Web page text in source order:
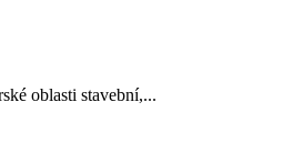
oblasti stavební,...